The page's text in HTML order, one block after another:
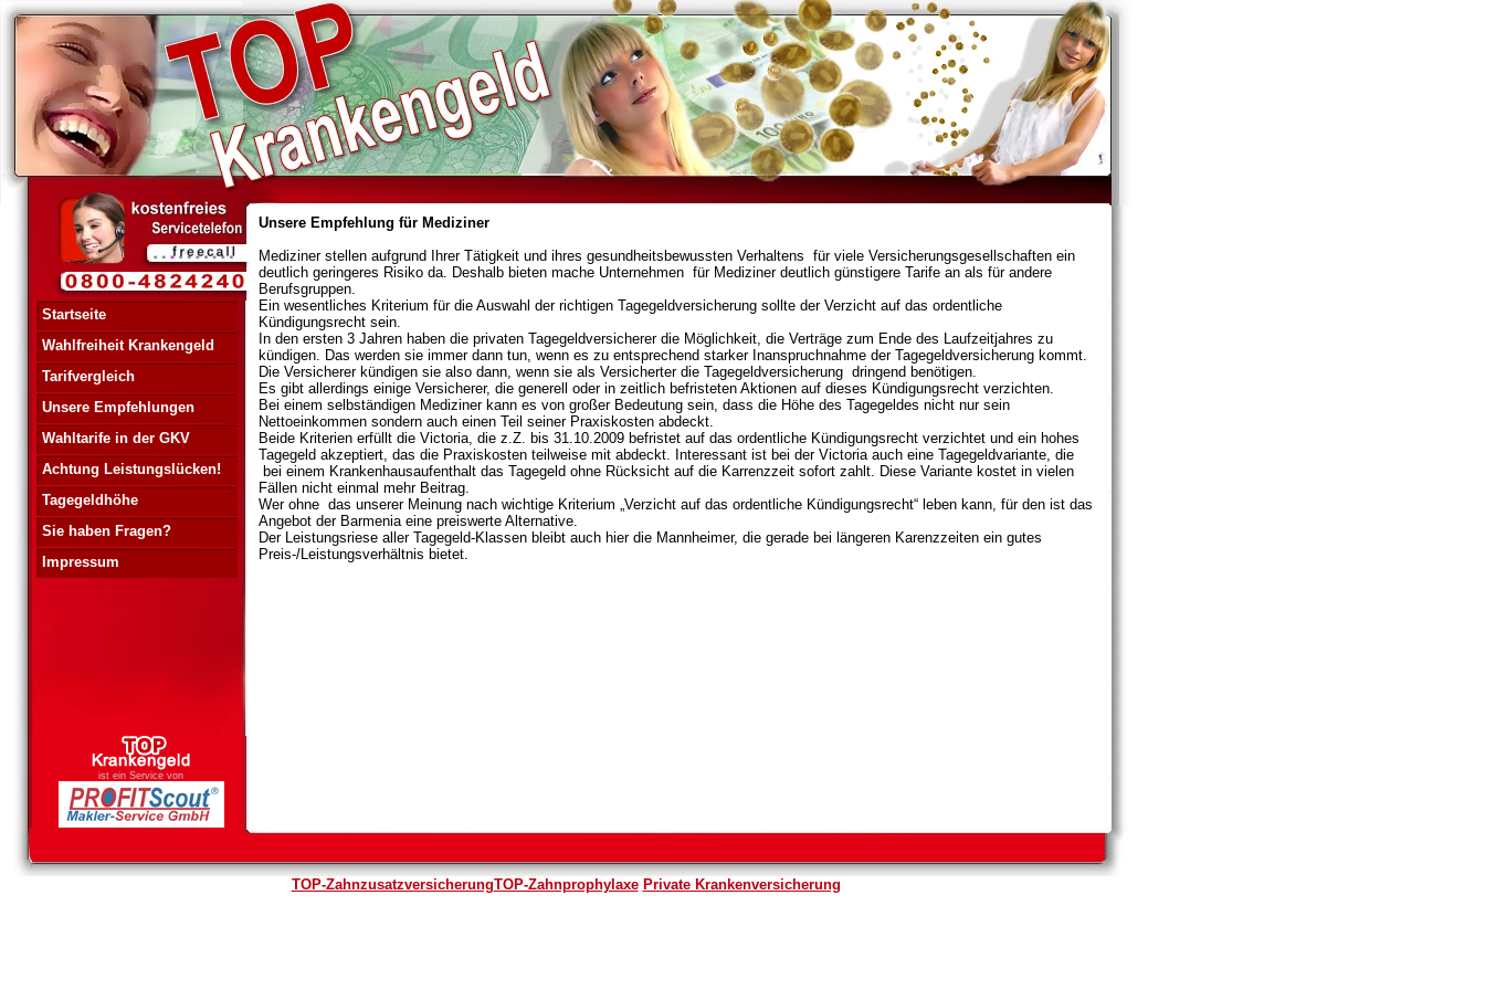
Unsere Empfehlung für Mediziner
Mediziner stellen aufgrund Ihrer Tätigkeit und ihres gesundheitsbewussten Verhaltens für viele Versicherungsgesellschaften ein
deutlich geringeres Risiko da. Deshalb bieten mache Unternehmen für Mediziner deutlich günstigere Tarife an als für andere
Berufsgruppen.
Ein wesentliches Kriterium für die Auswahl der richtigen Tagegeldversicherung sollte der Verzicht auf das ordentliche
Kündigungsrecht sein.
In den ersten 3 Jahren haben die privaten Tagegeldversicherer die Möglichkeit, die Verträge zum Ende des Laufzeitjahres zu
kündigen. Das werden sie immer dann tun, wenn es zu entsprechend starker Inanspruchnahme der Tagegeldversicherung kommt.
Die Versicherer kündigen sie also dann, wenn sie als Versicherter die Tagegeldversicherung dringend benötigen.
Es gibt allerdings einige Versicherer, die generell oder in zeitlich befristeten Aktionen auf dieses Kündigungsrecht verzichten.
Bei einem selbständigen Mediziner kann es von großer Bedeutung sein, dass die Höhe des Tagegeldes nicht nur sein
Nettoeinkommen sondern auch einen Teil seiner Praxiskosten abdeckt.
Beide Kriterien erfüllt die Victoria, die z.Z. bis 31.10.2009 befristet auf das ordentliche Kündigungsrecht verzichtet und ein hohes
Tagegeld akzeptiert, das die Praxiskosten teilweise mit abdeckt. Interessant ist bei der Victoria auch eine Tagegeldvariante, die
bei einem Krankenhausaufenthalt das Tagegeld ohne Rücksicht auf die Karrenzzeit sofort zahlt. Diese Variante kostet in vielen
Fällen nicht einmal mehr Beitrag.
Wer ohne das unserer Meinung nach wichtige Kriterium „Verzicht auf das ordentliche Kündigungsrecht“ leben kann, für den ist das
Angebot der Barmenia eine preiswerte Alternative.
Der Leistungsriese aller Tagegeld-Klassen bleibt auch hier die Mannheimer, die gerade bei längeren Karenzzeiten ein gutes
Preis-/Leistungsverhältnis bietet.
ist ein Service von
TOP-ZahnzusatzversicherungTOP-Zahnprophylaxe Private Krankenversicherung
Startseite
Wahlfreiheit Krankengeld
Tarifvergleich
Unsere Empfehlungen
Wahltarife in der GKV
Achtung Leistungslücken!
Tagegeldhöhe
Sie haben Fragen?
Impressum